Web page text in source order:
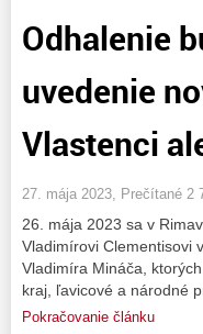
Odhalenie
uvedenie
Vlastenci
27. mája 2023, Prečítané 2
26. mája 2023 sa v
Vladimírovi Clementisovi
Vladimíra Mináča,
kraj, ľavicové a národné
Pokračovanie článku